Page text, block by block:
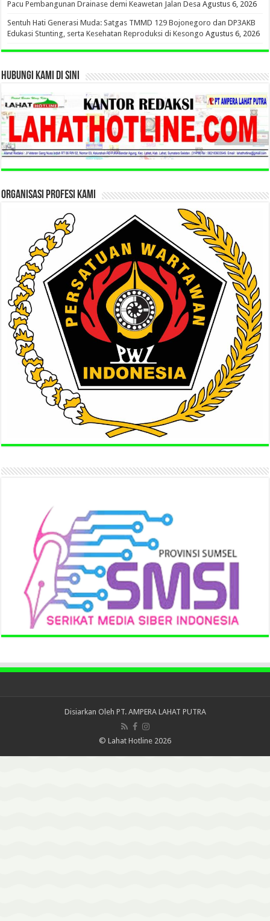
Pacu Pembangunan Drainase demi Keawetan Jalan Desa Agustus 6, 2026
Sentuh Hati Generasi Muda: Satgas TMMD 129 Bojonegoro dan DP3AKB
Edukasi Stunting, serta Kesehatan Reproduksi di Kesongo Agustus 6, 2026
HUBUNGI KAMI DI SINI
ORGANISASI PROFESI KAMI
Disiarkan Oleh PT. AMPERA LAHAT PUTRA
© Lahat Hotline 2026